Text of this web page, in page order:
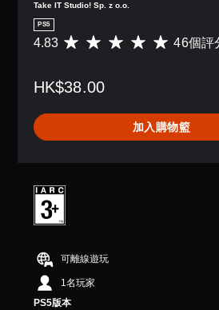
Take IT Studio! Sp. z o.o.
PS5
平
分
4
.
星
（
滿
顆
星
）
，
4.83 46個評
HK$38.00
加入購物籃
可離線遊玩
1名玩家
PS5版本